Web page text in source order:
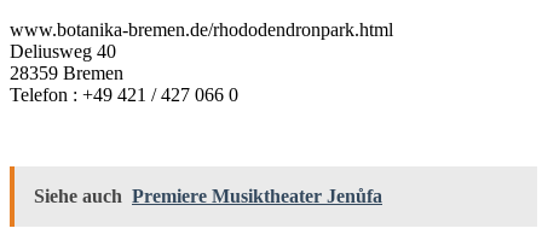
www.botanika-bremen.de/rhododendronpark.html
Deliusweg 40
28359 Bremen
Telefon : +49 421 / 427 066 0
Siehe auch Premiere Musiktheater Jenůfa